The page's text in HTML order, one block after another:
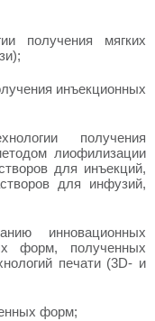
получения мягких
инъекционных
получения
лиофилизации
для инъекций,
для инфузий,
инновационных
форм, полученных
печати (3D- и
форм;